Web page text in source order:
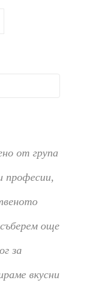
от група
професии,
още
за
вкусни